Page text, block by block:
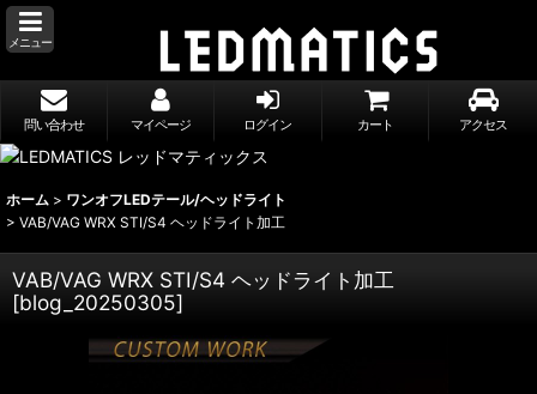
メニュー
問い合わせ マイページ ログイン カート アクセス
ホーム > ワンオフLEDテール/ヘッドライト
> VAB/VAG WRX STI/S4 ヘッドライト加工
VAB/VAG WRX STI/S4 ヘッドライト加工
[blog_20250305]